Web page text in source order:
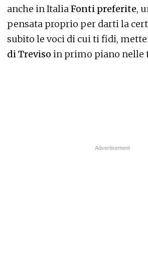
anche in ItaliaFonti preferite,
pensata proprio per darti la
subito le voci di cui ti fidi,
di Treviso in primo piano nelle